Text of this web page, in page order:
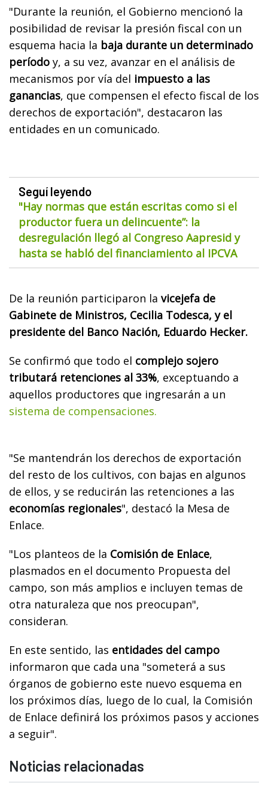
"Durante la reunión, el Gobierno mencionó la
posibilidad de revisar la presión fiscal con un
esquema hacia la baja durante un determinado
período y, a su vez, avanzar en el análisis de
mecanismos por vía del impuesto a las
ganancias, que compensen el efecto fiscal de los
derechos de exportación", destacaron las
entidades en un comunicado.
Seguí leyendo
"Hay normas que están escritas como si el
productor fuera un delincuente”: la
desregulación llegó al Congreso Aapresid y
hasta se habló del financiamiento al IPCVA
De la reunión participaron la vicejefa de
Gabinete de Ministros, Cecilia Todesca, y el
presidente del Banco Nación, Eduardo Hecker.
Se confirmó que todo el complejo sojero
tributará retenciones al 33%, exceptuando a
aquellos productores que ingresarán a un
sistema de compensaciones.
"Se mantendrán los derechos de exportación
del resto de los cultivos, con bajas en algunos
de ellos, y se reducirán las retenciones a las
economías regionales", destacó la Mesa de
Enlace.
"Los planteos de la Comisión de Enlace,
plasmados en el documento Propuesta del
campo, son más amplios e incluyen temas de
otra naturaleza que nos preocupan",
consideran.
En este sentido, las entidades del campo
informaron que cada una "someterá a sus
órganos de gobierno este nuevo esquema en
los próximos días, luego de lo cual, la Comisión
de Enlace definirá los próximos pasos y acciones
a seguir".
Noticias relacionadas